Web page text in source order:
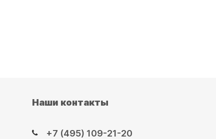
Наши контакты
+7 (495) 109-21-20